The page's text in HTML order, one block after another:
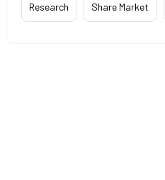
Research Share Market